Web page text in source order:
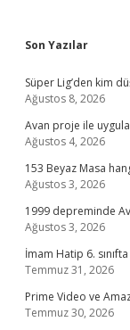
Sidebar
Son Yazılar
Süper Lig’den kim
Ağustos 8, 2026
Avan proje ile
Ağustos 4, 2026
153 Beyaz Masa
Ağustos 3, 2026
1999 depreminde
Ağustos 3, 2026
İmam Hatip 6.
Temmuz 31, 2026
Prime Video ve
Temmuz 30, 2026